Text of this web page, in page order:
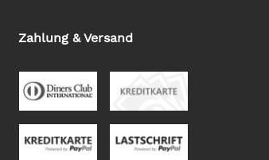
Zahlung & Versand